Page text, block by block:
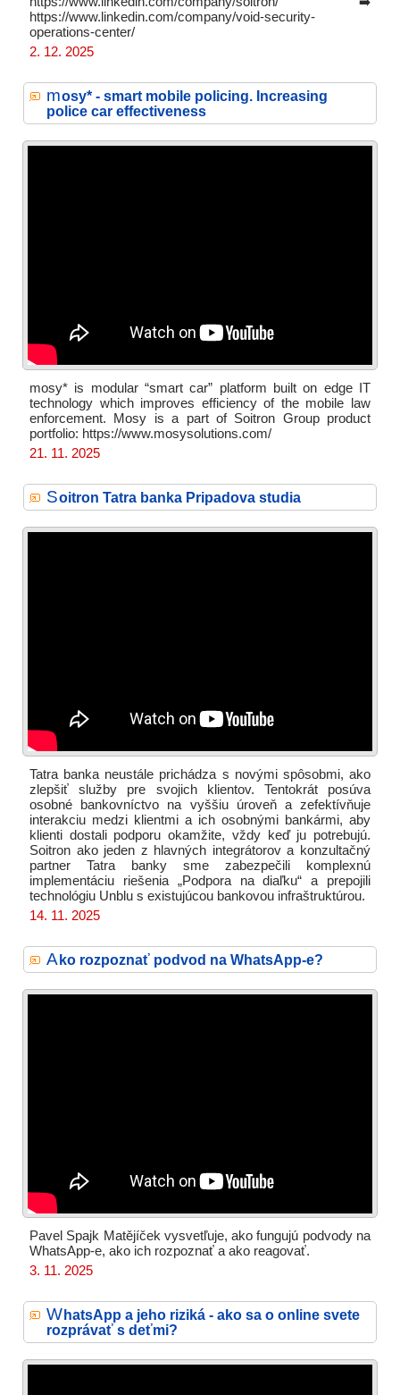
https://www.linkedin.com/company/void-security-
operations-center/
2. 12. 2025
mosy* - smart mobile policing. Increasing
police car effectiveness
mosy* is modular “smart car” platform built on edge IT
technology which improves efficiency of the mobile law
enforcement. Mosy is a part of Soitron Group product
portfolio: https://www.mosysolutions.com/
21. 11. 2025
Soitron Tatra banka Pripadova studia
Tatra banka neustále prichádza s novými spôsobmi, ako
zlepšiť služby pre svojich klientov. Tentokrát posúva
osobné bankovníctvo na vyššiu úroveň a zefektívňuje
interakciu medzi klientmi a ich osobnými bankármi, aby
klienti dostali podporu okamžite, vždy keď ju potrebujú.
Soitron ako jeden z hlavných integrátorov a konzultačný
partner Tatra banky sme zabezpečili komplexnú
implementáciu riešenia „Podpora na diaľku“ a prepojili
technológiu Unblu s existujúcou bankovou infraštruktúrou.
14. 11. 2025
Ako rozpoznať podvod na WhatsApp-e?
Pavel Spajk Matějíček vysvetľuje, ako fungujú podvody na
WhatsApp-e, ako ich rozpoznať a ako reagovať.
3. 11. 2025
WhatsApp a jeho riziká - ako sa o online svete
rozprávať s deťmi?